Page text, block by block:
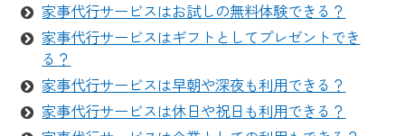
家事代行サービスはお試しの無料体験できる？
家事代行サービスはギフトとしてプレゼントでき
る？
家事代行サービスは早朝や深夜も利用できる？
家事代行サービスは休日や祝日も利用できる？